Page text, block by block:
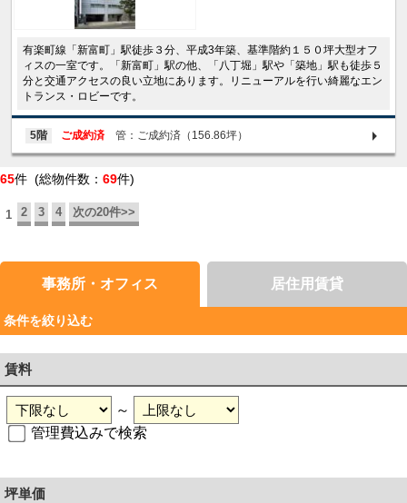
有楽町線「新富町」駅徒歩３分、平成3年築、基準階約１５０坪大型オフ
ィスの一室です。「新富町」駅の他、「八丁堀」駅や「築地」駅も徒歩５
分と交通アクセスの良い立地にあります。リニューアルを行い綺麗なエン
トランス・ロビーです。
5階 ご成約済 管：ご成約済（156.86坪）
65件 (総物件数： 69件)
1 2 3 4 次の20件>>
事務所・オフィス 居住用賃貸
条件を絞り込む
賃料
～
管理費込みで検索
坪単価